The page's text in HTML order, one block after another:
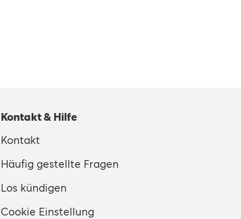
Kontakt & Hilfe
Kontakt
Häufig gestellte Fragen
Los kündigen
Cookie Einstellung